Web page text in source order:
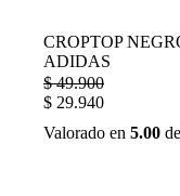
CROPTOP
ADIDAS
$49.900
$ 29.940
Valorado en 5.00